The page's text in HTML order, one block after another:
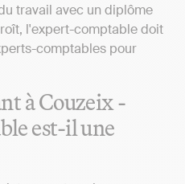
travail avec un diplôme
l'expert-comptable doit
comptables pour
à Couzeix -
est-il une